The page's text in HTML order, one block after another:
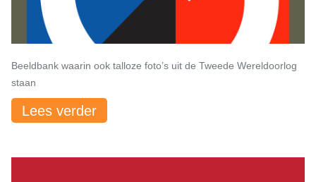
Beeldbank waarin ook talloze foto’s uit de Tweede Wereldoorlog
staan
Lees verder